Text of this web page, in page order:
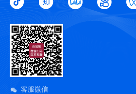
客服微信